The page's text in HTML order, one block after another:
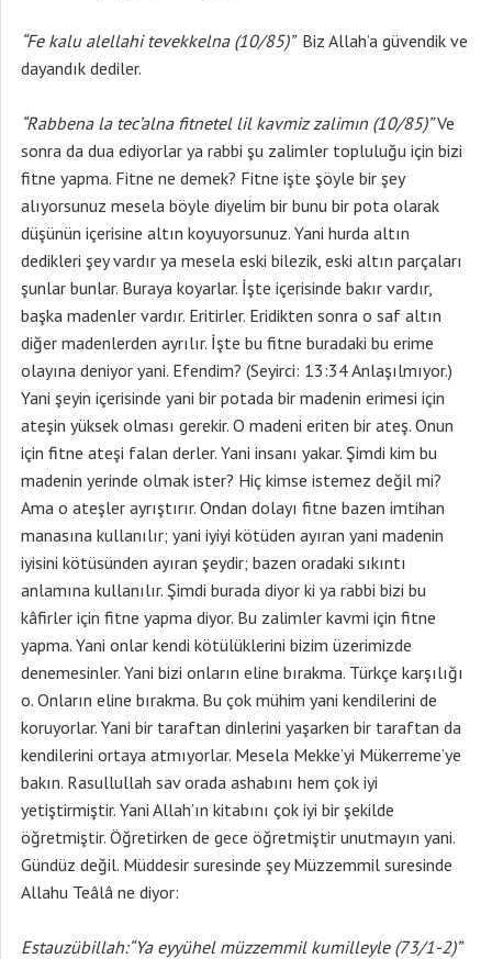
“Fe kalu alellahi tevekkelna (10/85)” Biz Allah’a güvendik ve
dayandık dediler.
“Rabbena la tec’alna fitnetel lil kavmiz zalimın (10/85)”Ve
sonra da dua ediyorlar ya rabbi şu zalimler topluluğu için bizi
fitne yapma. Fitne ne demek? Fitne işte şöyle bir şey
alıyorsunuz mesela böyle diyelim bir bunu bir pota olarak
düşünün içerisine altın koyuyorsunuz. Yani hurda altın
dedikleri şey vardır ya mesela eski bilezik, eski altın parçaları
şunlar bunlar. Buraya koyarlar. İşte içerisinde bakır vardır,
başka madenler vardır. Eritirler. Eridikten sonra o saf altın
diğer madenlerden ayrılır. İşte bu fitne buradaki bu erime
olayına deniyor yani. Efendim? (Seyirci: 13:34 Anlaşılmıyor.)
Yani şeyin içerisinde yani bir potada bir madenin erimesi için
ateşin yüksek olması gerekir. O madeni eriten bir ateş. Onun
için fitne ateşi falan derler. Yani insanı yakar. Şimdi kim bu
madenin yerinde olmak ister? Hiç kimse istemez değil mi?
Ama o ateşler ayrıştırır. Ondan dolayı fitne bazen imtihan
manasına kullanılır; yani iyiyi kötüden ayıran yani madenin
iyisini kötüsünden ayıran şeydir; bazen oradaki sıkıntı
anlamına kullanılır. Şimdi burada diyor ki ya rabbi bizi bu
kâfirler için fitne yapma diyor. Bu zalimler kavmi için fitne
yapma. Yani onlar kendi kötülüklerini bizim üzerimizde
denemesinler. Yani bizi onların eline bırakma. Türkçe karşılığı
o. Onların eline bırakma. Bu çok mühim yani kendilerini de
koruyorlar. Yani bir taraftan dinlerini yaşarken bir taraftan da
kendilerini ortaya atmıyorlar. Mesela Mekke’yi Mükerreme’ye
bakın. Rasullullah sav orada ashabını hem çok iyi
yetiştirmiştir. Yani Allah’ın kitabını çok iyi bir şekilde
öğretmiştir. Öğretirken de gece öğretmiştir unutmayın yani.
Gündüz değil. Müddesir suresinde şey Müzzemmil suresinde
Allahu Teâlâ ne diyor:
Estauzübillah:“Ya eyyühel müzzemmil kumilleyle (73/1-2)”